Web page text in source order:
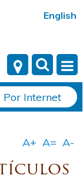
English
Por Internet